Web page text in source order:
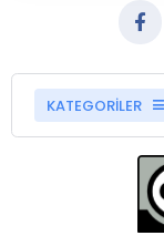
KATEGORİLER